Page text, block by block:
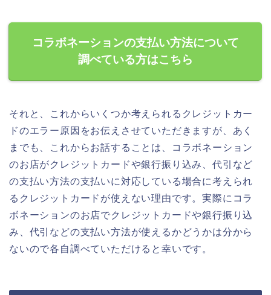
コラボネーションの支払い方法について
調べている方はこちら
それと、これからいくつか考えられるクレジットカー
ドのエラー原因をお伝えさせていただきますが、あく
までも、これからお話することは、コラボネーション
のお店がクレジットカードや銀行振り込み、代引など
の支払い方法の支払いに対応している場合に考えられ
るクレジットカードが使えない理由です。実際にコラ
ボネーションのお店でクレジットカードや銀行振り込
み、代引などの支払い方法が使えるかどうかは分から
ないので各自調べていただけると幸いです。